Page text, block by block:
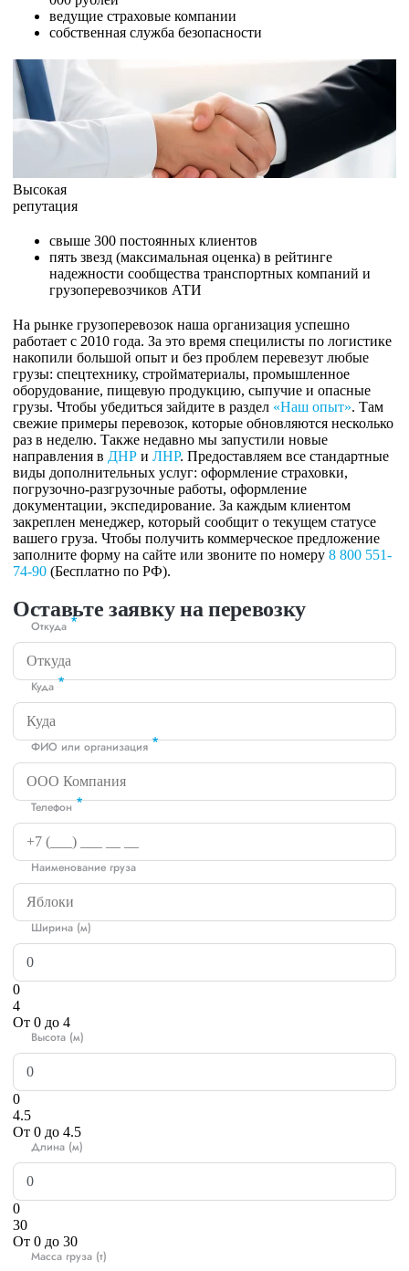
ведущие страховые компании
собственная служба безопасности
Высокая
репутация
свыше 300 постоянных клиентов
пять звезд (максимальная оценка) в рейтинге
надежности сообщества транспортных компаний и
грузоперевозчиков АТИ
На рынке грузоперевозок наша организация успешно
работает с 2010 года. За это время специлисты по логистике
накопили большой опыт и без проблем перевезут любые
грузы: спецтехнику, стройматериалы, промышленное
оборудование, пищевую продукцию, сыпучие и опасные
грузы. Чтобы убедиться зайдите в раздел «Наш опыт». Там
свежие примеры перевозок, которые обновляются несколько
раз в неделю. Также недавно мы запустили новые
направления в ДНР и ЛНР. Предоставляем все стандартные
виды дополнительных услуг: оформление страховки,
погрузочно-разгрузочные работы, оформление
документации, экспедирование. За каждым клиентом
закреплен менеджер, который сообщит о текущем статусе
вашего груза. Чтобы получить коммерческое предложение
заполните форму на сайте или звоните по номеру 8 800 551-
74-90 (Бесплатно по РФ).
Оставьте заявку на перевозку
Откуда *
Куда *
ФИО или организация *
Телефон *
Наименование груза
Ширина (м)
0
4
От 0 до 4
Высота (м)
0
4.5
От 0 до 4.5
Длина (м)
0
30
От 0 до 30
Масса груза (т)